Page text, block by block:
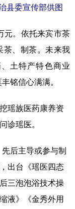
县委宣传部供图
。依托来宾市茶
茶、制茶。未来我
土特产特色商业
铭信心满满。
瑶族医药康养资
诊瑶医。
后主导或参与制
出台《瑶医四态
三泡泡浴技术操
液》《金秀外用